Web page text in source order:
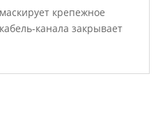
крепежное
канала закрывает